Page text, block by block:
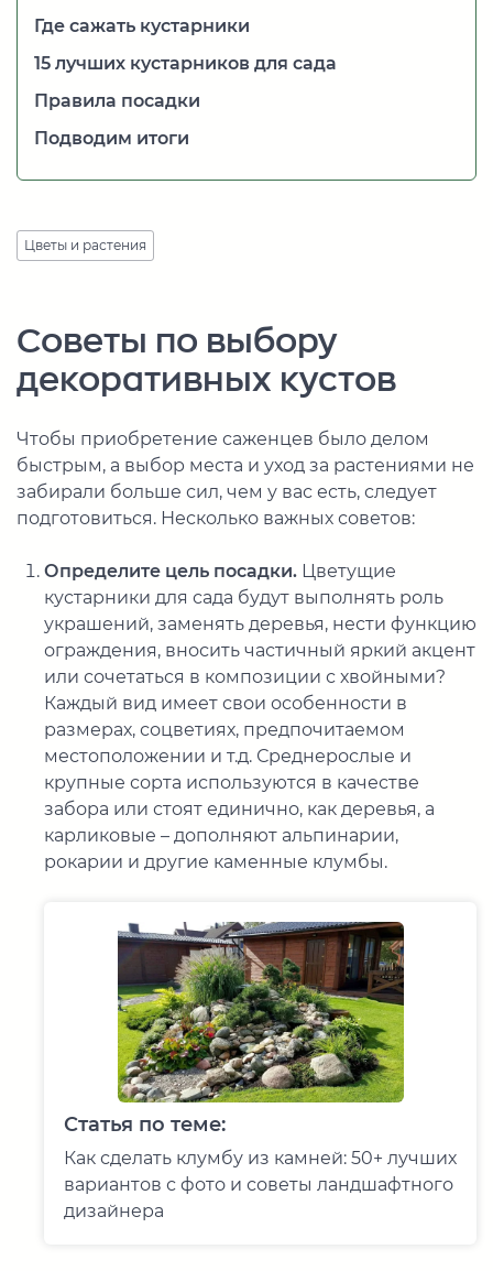
Где сажать кустарники
15 лучших кустарников для сада
Правила посадки
Подводим итоги
Цветы и растения
Советы по выбору
декоративных кустов
Чтобы приобретение саженцев было делом
быстрым, а выбор места и уход за растениями не
забирали больше сил, чем у вас есть, следует
подготовиться. Несколько важных советов:
Определите цель посадки. Цветущие
кустарники для сада будут выполнять роль
украшений, заменять деревья, нести функцию
ограждения, вносить частичный яркий акцент
или сочетаться в композиции с хвойными?
Каждый вид имеет свои особенности в
размерах, соцветиях, предпочитаемом
местоположении и т.д. Среднерослые и
крупные сорта используются в качестве
забора или стоят единично, как деревья, а
карликовые – дополняют альпинарии,
рокарии и другие каменные клумбы.
Статья по теме:
Как сделать клумбу из камней: 50+ лучших
вариантов с фото и советы ландшафтного
дизайнера